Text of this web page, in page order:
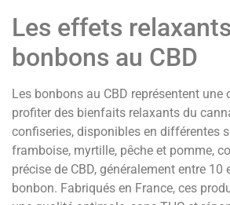
Les effets
bonbons au CBD
Les bonbons au CBD représentent
profiter des bienfaits relaxants du
confiseries, disponibles en différentes
framboise, myrtille, pêche et pomme,
précise de CBD, généralement entre 10
bonbon. Fabriqués en France, ces